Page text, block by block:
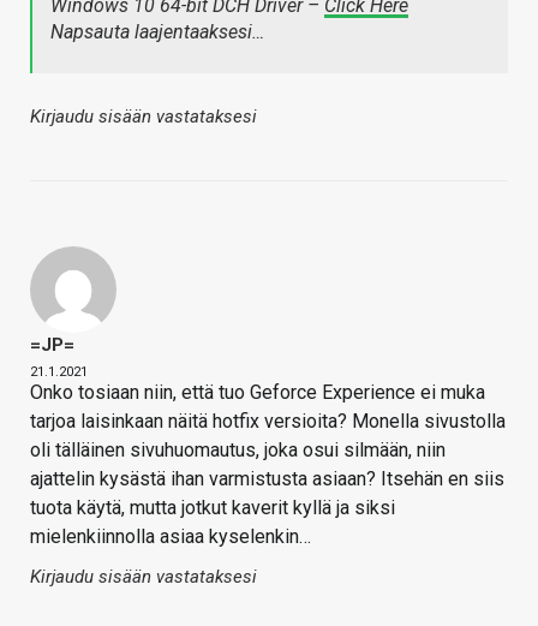
Windows 10 64-bit DCH Driver – Click Here
Napsauta laajentaaksesi…
Kirjaudu sisään vastataksesi
=JP=
21.1.2021
Onko tosiaan niin, että tuo Geforce Experience ei muka
tarjoa laisinkaan näitä hotfix versioita? Monella sivustolla
oli tälläinen sivuhuomautus, joka osui silmään, niin
ajattelin kysästä ihan varmistusta asiaan? Itsehän en siis
tuota käytä, mutta jotkut kaverit kyllä ja siksi
mielenkiinnolla asiaa kyselenkin…
Kirjaudu sisään vastataksesi